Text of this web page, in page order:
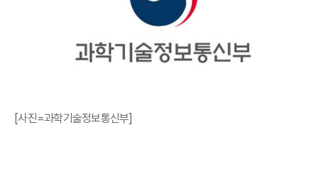
[사진=과학기술정보통신부]